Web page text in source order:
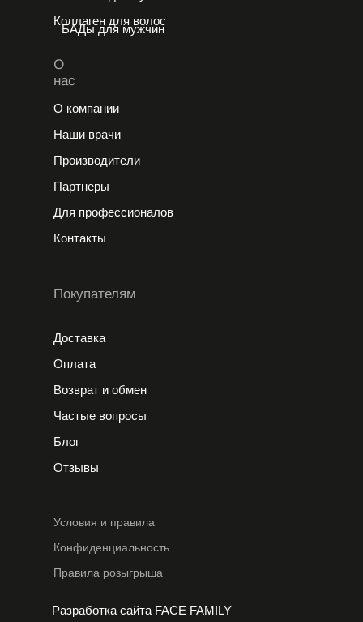
О
нас
Покупателям
Условия и правила
Правила розыгрыша
Конфиденциальность
О компании
Доставка
Наши врачи
Оплата
Производители
Возврат и обмен
Партнеры
Для профессионалов
Контакты
Частые вопросы
Блог
Отзывы
Коллаген для волос
БАДы для мужчин
Разработка сайта FACE FAMILY